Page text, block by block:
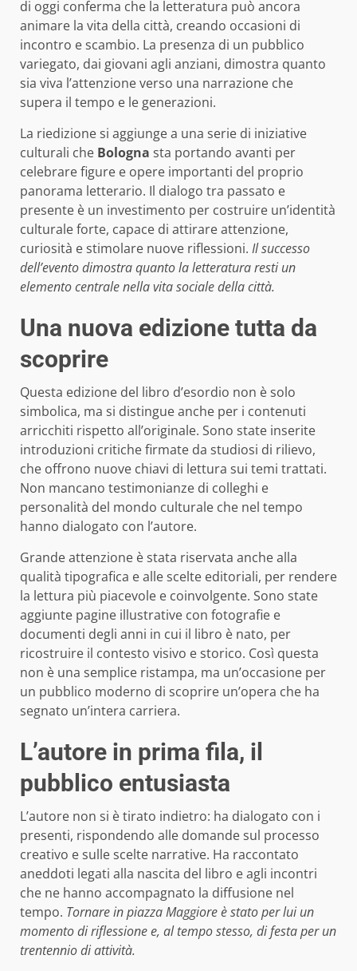
di oggi conferma che la letteratura può ancora
animare la vita della città, creando occasioni di
incontro e scambio. La presenza di un pubblico
variegato, dai giovani agli anziani, dimostra quanto
sia viva l’attenzione verso una narrazione che
supera il tempo e le generazioni.
La riedizione si aggiunge a una serie di iniziative
culturali che Bologna sta portando avanti per
celebrare figure e opere importanti del proprio
panorama letterario. Il dialogo tra passato e
presente è un investimento per costruire un’identità
culturale forte, capace di attirare attenzione,
curiosità e stimolare nuove riflessioni. Il successo
dell’evento dimostra quanto la letteratura resti un
elemento centrale nella vita sociale della città.
Una nuova edizione tutta da
scoprire
Questa edizione del libro d’esordio non è solo
simbolica, ma si distingue anche per i contenuti
arricchiti rispetto all’originale. Sono state inserite
introduzioni critiche firmate da studiosi di rilievo,
che offrono nuove chiavi di lettura sui temi trattati.
Non mancano testimonianze di colleghi e
personalità del mondo culturale che nel tempo
hanno dialogato con l’autore.
Grande attenzione è stata riservata anche alla
qualità tipografica e alle scelte editoriali, per rendere
la lettura più piacevole e coinvolgente. Sono state
aggiunte pagine illustrative con fotografie e
documenti degli anni in cui il libro è nato, per
ricostruire il contesto visivo e storico. Così questa
non è una semplice ristampa, ma un’occasione per
un pubblico moderno di scoprire un’opera che ha
segnato un’intera carriera.
L’autore in prima fila, il
pubblico entusiasta
L’autore non si è tirato indietro: ha dialogato con i
presenti, rispondendo alle domande sul processo
creativo e sulle scelte narrative. Ha raccontato
aneddoti legati alla nascita del libro e agli incontri
che ne hanno accompagnato la diffusione nel
tempo. Tornare in piazza Maggiore è stato per lui un
momento di riflessione e, al tempo stesso, di festa per un
trentennio di attività.